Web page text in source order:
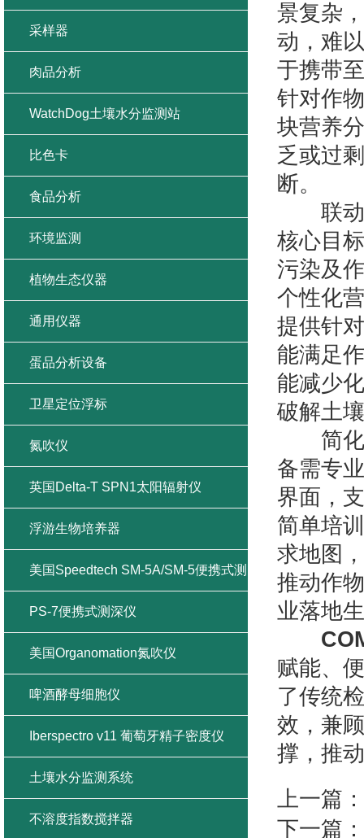
景复杂
动，难
于携带
针对作
块营养
乏或过
断。
联动
核心目
污染及
个性化
提供针
能满足
能减少
破解土
简化
备需专
界面，
简单培
求地图
推动作
业落地
赋能、
了传统
效，兼
撑，推
上一篇：
下一篇：
采样器
肉品分析
WatchDog土壤水分监测站
比色卡
食品分析
环境监测
植物生态仪器
通用仪器
蛋品分析设备
卫星定位浮标
氮吹仪
英国Delta-T SPN1太阳辐射仪
浮游生物培养器
美国Speedtech SM-5A/SM-5便携式测
深仪
PS-7便携式测深仪
美国Organomation氮吹仪
啤酒酵母细胞仪
Iberspectro v11 葡萄牙精子密度仪
土壤水分监测系统
不溶度指数搅拌器